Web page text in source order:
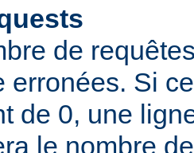
de
erronées. Si
de 0, une
le nombre